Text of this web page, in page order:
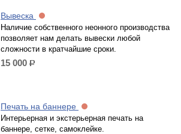
Вывеска
Наличие собственного неонного производства
позволяет нам делать вывески любой
сложности в кратчайшие сроки.
15 000 р.
Печать на баннере
Интерьерная и экстерьерная печать на
баннере, сетке, самоклейке.